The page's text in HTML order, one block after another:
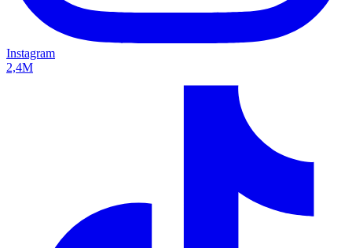
Instagram
2,4M